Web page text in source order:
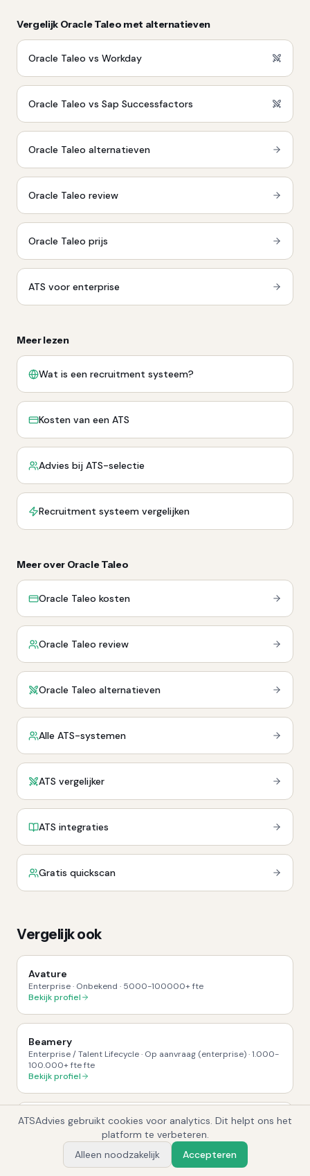
Vergelijk Oracle Taleo met alternatieven
Oracle Taleo vs Workday
Oracle Taleo vs Sap Successfactors
Oracle Taleo alternatieven
Oracle Taleo review
Oracle Taleo prijs
ATS voor enterprise
Meer lezen
Wat is een recruitment systeem?
Kosten van een ATS
Advies bij ATS-selectie
Recruitment systeem vergelijken
Meer over Oracle Taleo
Oracle Taleo kosten
Oracle Taleo review
Oracle Taleo alternatieven
Alle ATS-systemen
ATS vergelijker
ATS integraties
Gratis quickscan
Vergelijk ook
Avature
Enterprise· Onbekend · 5000-100000+fte
Bekijk profiel
Beamery
Enterprise / Talent Lifecycle· Op aanvraag (enterprise)·1.000-
100.000+ ftefte
Bekijk profiel
Eightfold AI
Enterprise / Talent Intelligence· Op aanvraag (enterprise)
1.000-100.000+ ftefte
Bekijk profiel
1
ATSAdvies gebruikt cookies voor analytics. Dit helpt ons het
platform te verbeteren.
Alleen noodzakelijk
Accepteren